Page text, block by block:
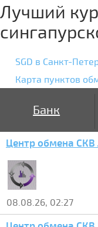
Лучший
SGD в Санкт-
Карта пунктов
Банк
Центр обмена СКВ
08.08.26, 02:27